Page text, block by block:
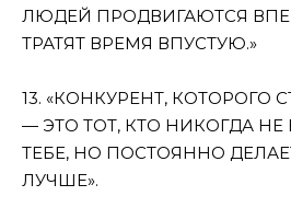
ЛЮДЕЙ ПРОДВИГАЮТСЯ
ТРАТЯТ ВРЕМЯ ВПУСТУЮ.»
13. «КОНКУРЕНТ, КОТОРОГО
— ЭТО ТОТ, КТО НИКОГДА
ТЕБЕ, НО ПОСТОЯННО
ЛУЧШЕ».